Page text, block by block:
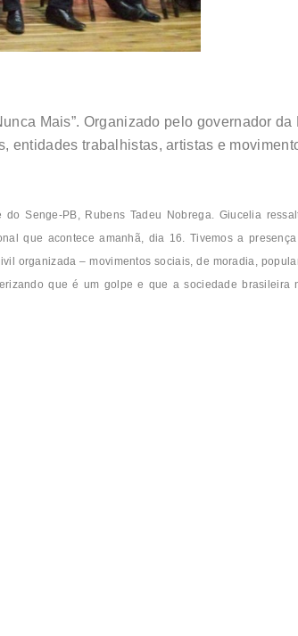
Mais”. Organizado pelo governador
entidades trabalhistas, artistas e
Senge-PB, Rubens Tadeu Nobrega. Giucelia
que acontece amanhã, dia 16. Tivemos a
organizada – movimentos sociais, de moradia,
que é um golpe e que a sociedade brasileira